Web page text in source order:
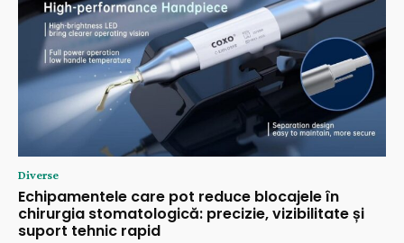
Diverse
Echipamentele care pot reduce blocajele în
chirurgia stomatologică: precizie, vizibilitate și
suport tehnic rapid